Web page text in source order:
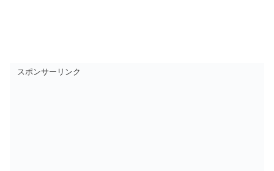
スポンサーリンク